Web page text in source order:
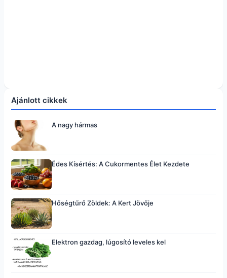
Ajánlott cikkek
A nagy hármas
Édes Kísértés: A Cukormentes Élet Kezdete
Hőségtűrő Zöldek: A Kert Jövője
Elektron gazdag, lúgosító leveles kel